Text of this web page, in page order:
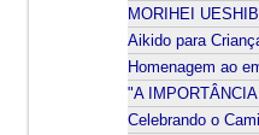
MORIHEI
Aikido para
Homenagem ao
"A
Celebrando o